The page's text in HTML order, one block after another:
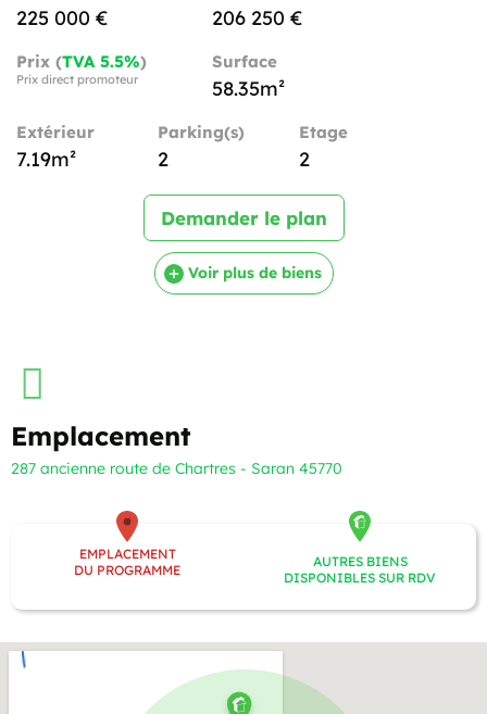
225 000 € 206 250 €
Prix (TVA 5.5%)
Prix direct promoteur
Surface
58.35m²
Extérieur
7.19m²
Parking(s)
2
Etage
2
Demander le plan
Voir plus de biens
Emplacement
287 ancienne route de Chartres - Saran 45770
EMPLACEMENT
DU PROGRAMME
AUTRES BIENS
DISPONIBLES SUR RDV